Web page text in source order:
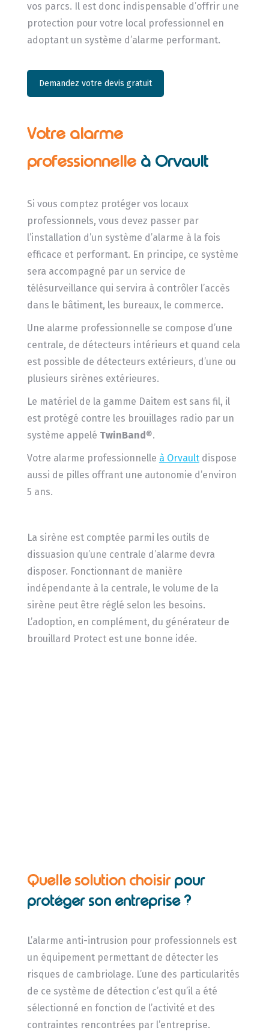
vos parcs. Il est donc indispensable d’offrir une
protection pour votre local professionnel en
adoptant un système d’alarme performant.
Demandez votre devis gratuit
Votre alarme
professionnelleà Orvault
Si vous comptez protéger vos locaux
professionnels, vous devez passer par
l’installation d’un système d’alarme à la fois
efficace et performant. En principe, ce système
sera accompagné par un service de
télésurveillance qui servira à contrôler l’accès
dans le bâtiment, les bureaux, le commerce.
Une alarme professionnelle se compose d’une
centrale, de détecteurs intérieurs et quand cela
est possible de détecteurs extérieurs, d’une ou
plusieurs sirènes extérieures.
Le matériel de la gamme Daitem est sans fil, il
est protégé contre les brouillages radio par un
système appelé TwinBand®.
Votre alarme professionnelle à Orvaultdispose
aussi de pilles offrant une autonomie d’environ
5 ans.
La sirène est comptée parmi les outils de
dissuasion qu’une centrale d’alarme devra
disposer. Fonctionnant de manière
indépendante à la centrale, le volume de la
sirène peut être réglé selon les besoins.
L’adoption, en complément, du générateur de
brouillard Protect est une bonne idée.
Quelle solution choisir pour
protéger son entreprise ?
L’alarme anti-intrusion pour professionnels est
un équipement permettant de détecter les
risques de cambriolage. L’une des particularités
de ce système de détection c’est qu’il a été
sélectionné en fonction de l’activité et des
contraintes rencontrées par l’entreprise.